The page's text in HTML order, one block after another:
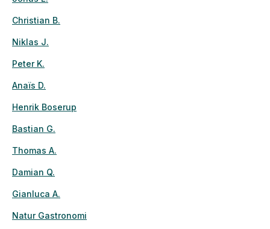
Christian B.
Niklas J.
Peter K.
Anaïs D.
Henrik Boserup
Bastian G.
Thomas A.
Damian Q.
Gianluca A.
Natur Gastronomi